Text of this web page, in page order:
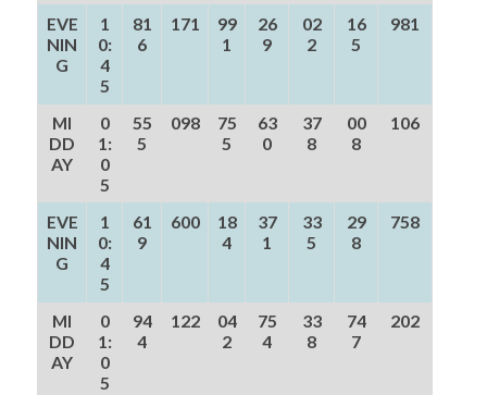
EVE
NIN
G
1
0:
4
5
81
6
171
99
1
26
9
02
2
16
5
981
MI
DD
AY
0
1:
0
5
55
5
098
75
5
63
0
37
8
00
8
106
EVE
NIN
G
1
0:
4
5
61
9
600
18
4
37
1
33
5
29
8
758
MI
DD
AY
0
1:
0
5
94
4
122
04
2
75
4
33
8
74
7
202